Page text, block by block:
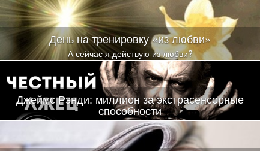
День на тренировку «из любви»
А сейчас я действую из любви?
Джеймс Рэнди: миллион за экстрасенсорные
способности
Да-да, речь пойдет о том Джеймсе Рэнди, который обещал
выплатить миллион долларов